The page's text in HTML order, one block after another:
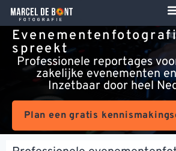
de
inhoud
spreekt
Professionele reportages
zakelijke evenementen
Inzetbaar door heel
Plan een gratis